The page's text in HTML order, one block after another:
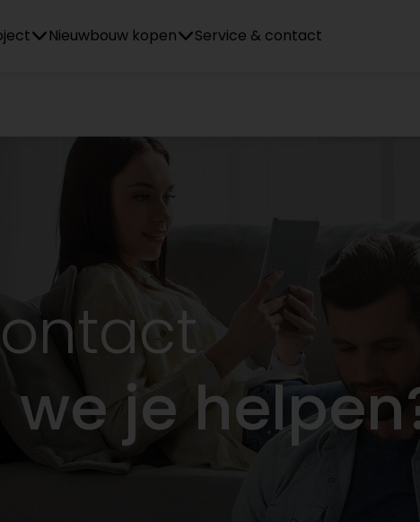
Nieuwbouw kopen Service & contact
je